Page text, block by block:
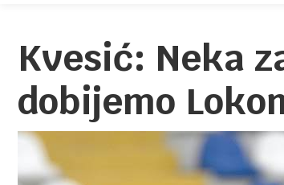
Kvesić: Neka
dobijemo